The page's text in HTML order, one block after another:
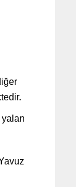
yalan